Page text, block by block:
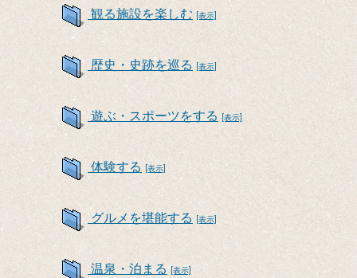
観る施設を楽しむ [表示]
歴史・史跡を巡る [表示]
遊ぶ・スポーツをする [表示]
体験する [表示]
グルメを堪能する [表示]
温泉・泊まる [表示]